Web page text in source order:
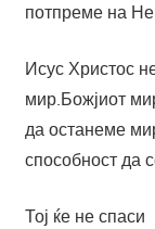
потпреме на
Исус Христос
мир.Божјиот
да останеме
способност да
Тој ќе не спаси